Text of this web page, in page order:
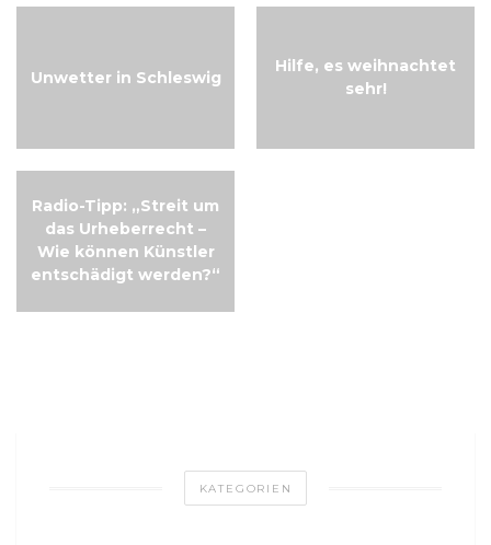
Unwetter in Schleswig
Hilfe, es weihnachtet
sehr!
Radio-Tipp: „Streit um
das Urheberrecht –
Wie können Künstler
entschädigt werden?“
KATEGORIEN